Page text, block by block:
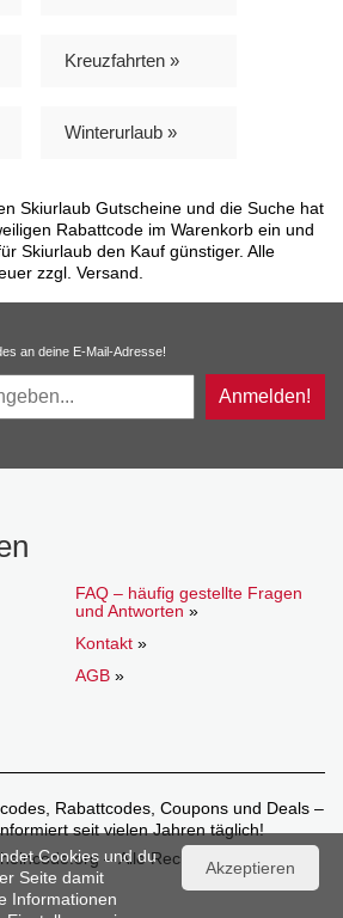
Kreuzfahrten »
Winterurlaub »
Skiurlaub Gutscheine und die Suche hat
Rabattcode im Warenkorb ein und
Skiurlaub den Kauf günstiger. Alle
zzgl. Versand.
an deine E-Mail-Adresse!
Anmelden!
FAQ – häufig gestellte Fragen
und Antworten »
Kontakt »
AGB »
Rabattcodes, Coupons und Deals –
seit vielen Jahren täglich!
– Alle Rechte vorbehalten.
Cookies und du
Seite damit
Informationen
Akzeptieren